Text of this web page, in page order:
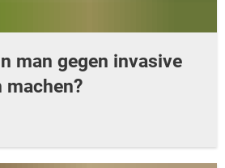
man gegen invasive
machen?